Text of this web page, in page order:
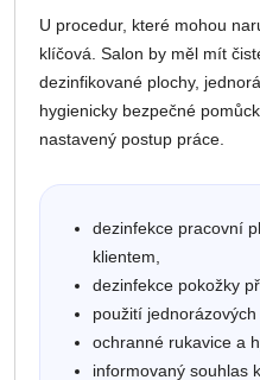
U procedur, které mohou
klíčová. Salon by měl mít
dezinfikované plochy,
hygienicky bezpečné
nastavený postup práce.
dezinfekce pracovní
klientem,
dezinfekce pokožky
použití
ochranné rukavice a
informovaný souhlas